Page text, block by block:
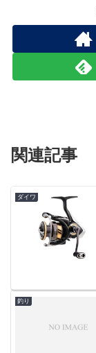
関連記事
ダイワ
釣り